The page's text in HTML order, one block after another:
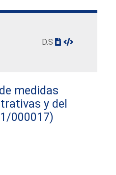
D.S
medidas
y del
000017)